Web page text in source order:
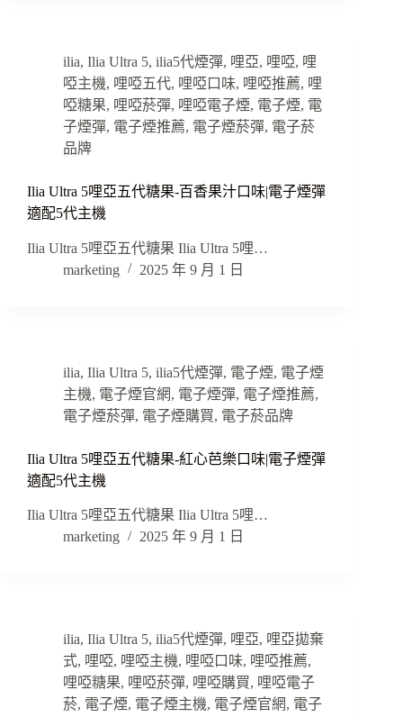
ilia, Ilia Ultra 5, ilia5代煙彈, 哩亞, 哩啞, 哩
啞主機, 哩啞五代, 哩啞口味, 哩啞推薦, 哩
啞糖果, 哩啞菸彈, 哩啞電子煙, 電子煙, 電
子煙彈, 電子煙推薦, 電子煙菸彈, 電子菸
品牌
Ilia Ultra 5哩亞五代糖果-百香果汁口味|電子煙彈
適配5代主機
Ilia Ultra 5哩亞五代糖果 Ilia Ultra 5哩…
marketing
2025 年 9 月 1 日
ilia, Ilia Ultra 5, ilia5代煙彈, 電子煙, 電子煙
主機, 電子煙官網, 電子煙彈, 電子煙推薦,
電子煙菸彈, 電子煙購買, 電子菸品牌
Ilia Ultra 5哩亞五代糖果-紅心芭樂口味|電子煙彈
適配5代主機
Ilia Ultra 5哩亞五代糖果 Ilia Ultra 5哩…
marketing
2025 年 9 月 1 日
ilia, Ilia Ultra 5, ilia5代煙彈, 哩亞, 哩亞拋棄
式, 哩啞, 哩啞主機, 哩啞口味, 哩啞推薦,
哩啞糖果, 哩啞菸彈, 哩啞購買, 哩啞電子
菸, 電子煙, 電子煙主機, 電子煙官網, 電子